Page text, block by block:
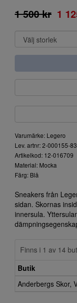
1 500 kr 1
Varumärke: Legero
Lev. artnr: 2-000155-
Artikelkod: 12-016709
Material: Mocka
Färg: Blå
Sneakers från
sidan. Skornas
innersula.
Finns i 1 av 14
Butik
Anderbergs Skor,